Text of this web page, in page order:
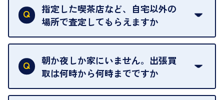
ただけません。
指定した喫茶店など、自宅以外の
場所で査定してもらえますか
ご自宅以外での査定はお引き受けできません。ご指
定のお店や、ほかのお客様への迷惑となることが考
えられるためです。
朝か夜しか家にいません。出張買
取は何時から何時までですか
ご訪問可能時間は、10時から19時です。